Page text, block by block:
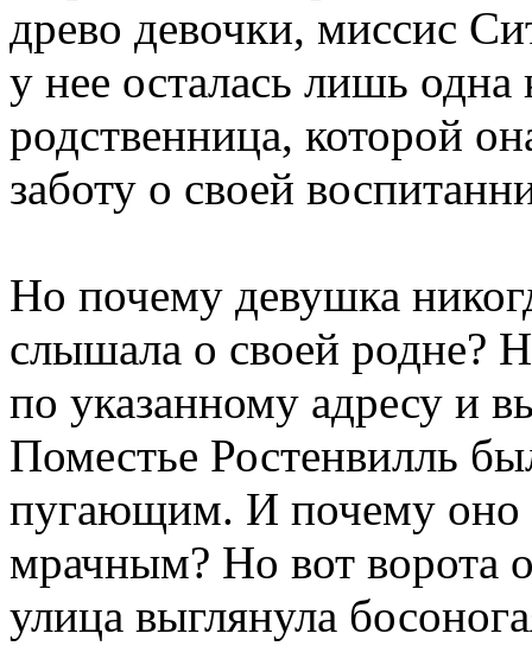
древо девочки, миссис
у нее осталась лишь одна
родственница, которой
заботу о своей
Но почему девушка
слышала о своей родне?
по указанному адресу и
Поместье Ростенвилль
пугающим. И почему оно
мрачным? Но вот ворота
улица выглянула